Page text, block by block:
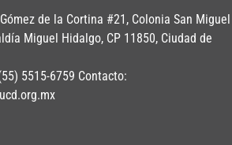
de la Cortina #21, Colonia San Miguel
Miguel Hidalgo, CP 11850, Ciudad de
5515-6759 Contacto: